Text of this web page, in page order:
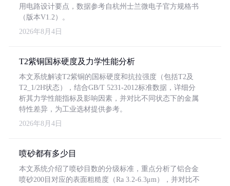
用电路设计要点，数据参考自杭州士兰微电子官方规格书
（版本V1.2）。
2026年8月4日
T2紫铜国标硬度及力学性能分析
本文系统解读T2紫铜的国标硬度和抗拉强度（包括T2及
T2_1/2H状态），结合GB/T 5231-2012标准数据，详细分
析其力学性能指标及影响因素，并对比不同状态下的金属
特性差异，为工业选材提供参考。
2026年8月4日
喷砂都有多少目
本文系统介绍了喷砂目数的分级标准，重点分析了铝合金
喷砂200目对应的表面粗糙度（Ra 3.2-6.3μm），并对比不